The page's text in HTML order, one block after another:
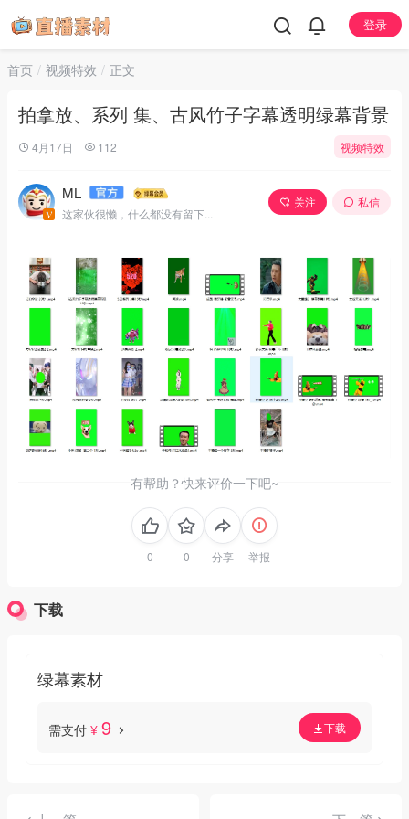
登录
首页 视频特效 正文
拍拿放、系列 集、古风竹子字幕透明绿幕背景
4月17日 112 视频特效
ML
这家伙很懒，什么都没有留下...
关注 私信
有帮助？快来评价一下吧~
分享 举报
下载
绿幕素材
需支付 ¥ 9 下载